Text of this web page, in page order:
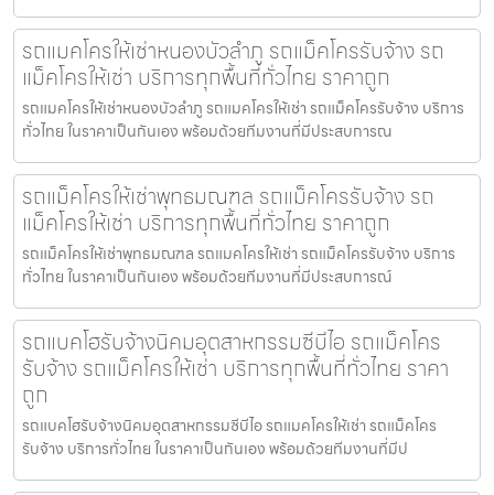
รถแมคโครให้เช่าหนองบัวลำภู รถแม็คโครรับจ้าง รถ
แม็คโครให้เช่า บริการทุกพื้นที่ทั่วไทย ราคาถูก
รถแมคโครให้เช่าหนองบัวลำภู รถแมคโครให้เช่า รถแม็คโครรับจ้าง บริการ
ทั่วไทย ในราคาเป็นกันเอง พร้อมด้วยทีมงานที่มีประสบการณ
รถแม็คโครให้เช่าพุทธมณฑล รถแม็คโครรับจ้าง รถ
แม็คโครให้เช่า บริการทุกพื้นที่ทั่วไทย ราคาถูก
รถแม็คโครให้เช่าพุทธมณฑล รถแมคโครให้เช่า รถแม็คโครรับจ้าง บริการ
ทั่วไทย ในราคาเป็นกันเอง พร้อมด้วยทีมงานที่มีประสบการณ์
รถแบคโฮรับจ้างนิคมอุตสาหกรรมซีบีไอ รถแม็คโคร
รับจ้าง รถแม็คโครให้เช่า บริการทุกพื้นที่ทั่วไทย ราคา
ถูก
รถแบคโฮรับจ้างนิคมอุตสาหกรรมซีบีไอ รถแมคโครให้เช่า รถแม็คโคร
รับจ้าง บริการทั่วไทย ในราคาเป็นกันเอง พร้อมด้วยทีมงานที่มีป